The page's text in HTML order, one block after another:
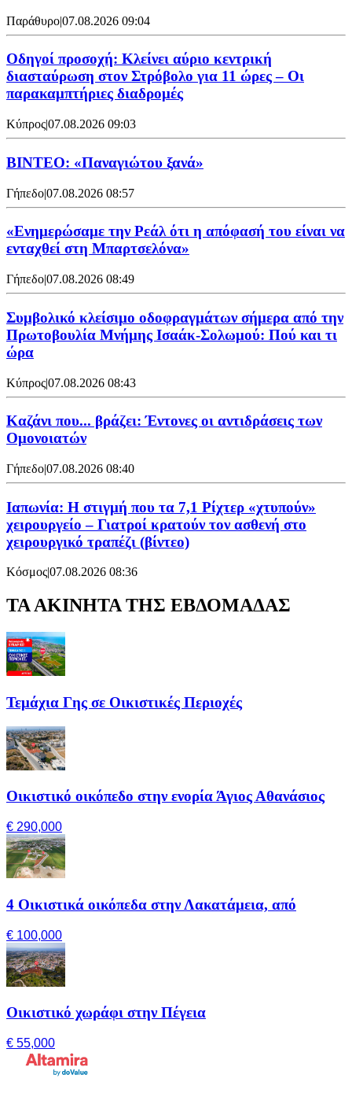
Παράθυρο|07.08.2026 09:04
Οδηγοί προσοχή: Κλείνει αύριο κεντρική
διασταύρωση στον Στρόβολο για 11 ώρες – Οι
παρακαμπτήριες διαδρομές
Κύπρος|07.08.2026 09:03
ΒΙΝΤΕΟ: «Παναγιώτου ξανά»
Γήπεδο|07.08.2026 08:57
«Ενημερώσαμε την Ρεάλ ότι η απόφασή του είναι να
ενταχθεί στη Μπαρτσελόνα»
Γήπεδο|07.08.2026 08:49
Συμβολικό κλείσιμο οδοφραγμάτων σήμερα από την
Πρωτοβουλία Μνήμης Ισαάκ-Σολωμού: Πού και τι
ώρα
Κύπρος|07.08.2026 08:43
Καζάνι που... βράζει: Έντονες οι αντιδράσεις των
Ομονοιατών
Γήπεδο|07.08.2026 08:40
Ιαπωνία: Η στιγμή που τα 7,1 Ρίχτερ «χτυπούν»
χειρουργείο – Γιατροί κρατούν τον ασθενή στο
χειρουργικό τραπέζι (βίντεο)
Κόσμος|07.08.2026 08:36
ΤΑ ΑΚΙΝΗΤΑ ΤΗΣ ΕΒΔΟΜΑΔΑΣ
Τεμάχια Γης σε Οικιστικές Περιοχές
Οικιστικό οικόπεδο στην ενορία Άγιος Αθανάσιος
€ 290,000
4 Οικιστικά οικόπεδα στην Λακατάμεια, από
€ 100,000
Οικιστικό χωράφι στην Πέγεια
€ 55,000